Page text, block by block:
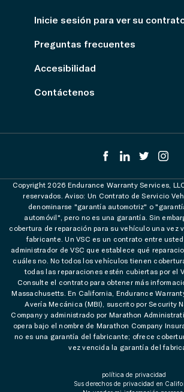
Inicie sesión para ver su
Preguntas frecuentes
Accesibilidad
Contáctenos
Copyright 2026 Endurance Warranty Services,
reservados. Aviso: Un Contrato de Servicio
denominarse "garantía automotriz" o
automóvil", pero no es una garantía. Sin
cobertura de reparación para su vehículo una vez
fabricante. Un VSC es un contrato entre
administrador de VSC que establece qué
cuáles no. No todos los vehículos tienen
todas las reparaciones estén cubiertas por el
Consulte el contrato para obtener más
Massachusetts. En California, Endurance
Avería Mecánica (MBI), suscrito por Security
Company y administrado por Marathon
opera bajo el nombre de Marathon Company
no es una garantía del fabricante; ofrece
vez vencida la garantía del
política de privacidad
Sus derechos de privacidad en